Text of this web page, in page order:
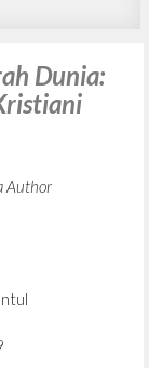
Dunia:
Author